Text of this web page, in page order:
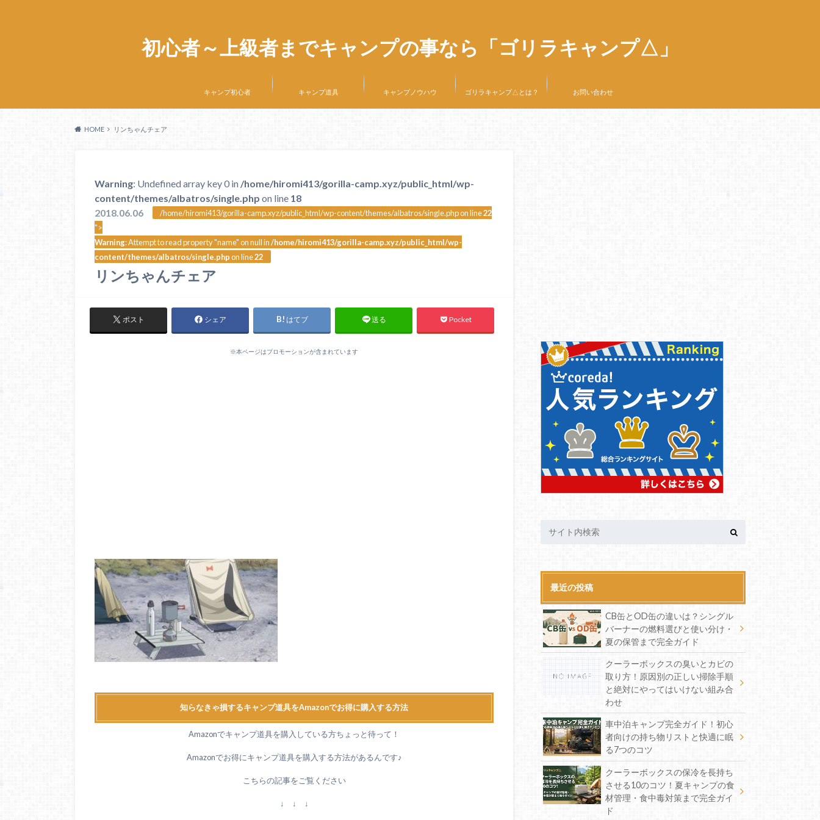
初心者～上級者までキャンプの事なら「ゴリラキャンプ△」
キャンプ初心者 キャンプ道具 キャンプノウハウ ゴリラキャンプ△とは？ お問い合わせ
HOME リンちゃんチェア
Warning: Undefined array key 0 in /home/hiromi413/gorilla-camp.xyz/public_html/wp-
content/themes/albatros/single.php on line 18
2018.06.06
/home/hiromi413/gorilla-camp.xyz/public_html/wp-content/themes/albatros/single.php on line22
">
Warning: Attempt to read property "name" on null in/home/hiromi413/gorilla-camp.xyz/public_html/wp-
content/themes/albatros/single.phpon line22
リンちゃんチェア
ポスト シェア はてブ 送る Pocket
※本ページはプロモーションが含まれています
知らなきゃ損するキャンプ道具をAmazonでお得に購入する方法
Amazonでキャンプ道具を購入している方ちょっと待って！
Amazonでお得にキャンプ道具を購入する方法があるんです♪
こちらの記事をご覧ください
↓ ↓ ↓
最近の投稿
CB缶とOD缶の違いは？シングル
バーナーの燃料選びと使い分け・
夏の保管まで完全ガイド
クーラーボックスの臭いとカビの
取り方！原因別の正しい掃除手順
と絶対にやってはいけない組み合
わせ
車中泊キャンプ完全ガイド！初心
者向けの持ち物リストと快適に眠
る7つのコツ
クーラーボックスの保冷を長持ち
させる10のコツ！夏キャンプの食
材管理・食中毒対策まで完全ガイ
ド